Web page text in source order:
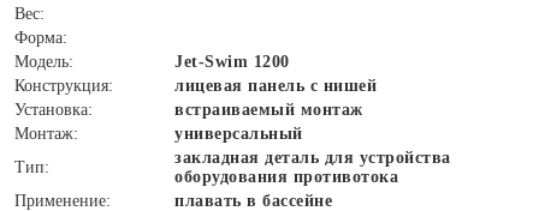
Вес:
Форма:
Модель:
Jet-Swim 1200
Конструкция:
лицевая панель с нишей
Установка:
встраиваемый монтаж
Монтаж:
универсальный
Тип:
закладная деталь для устройства
оборудования противотока
Применение:
плавать в бассейне